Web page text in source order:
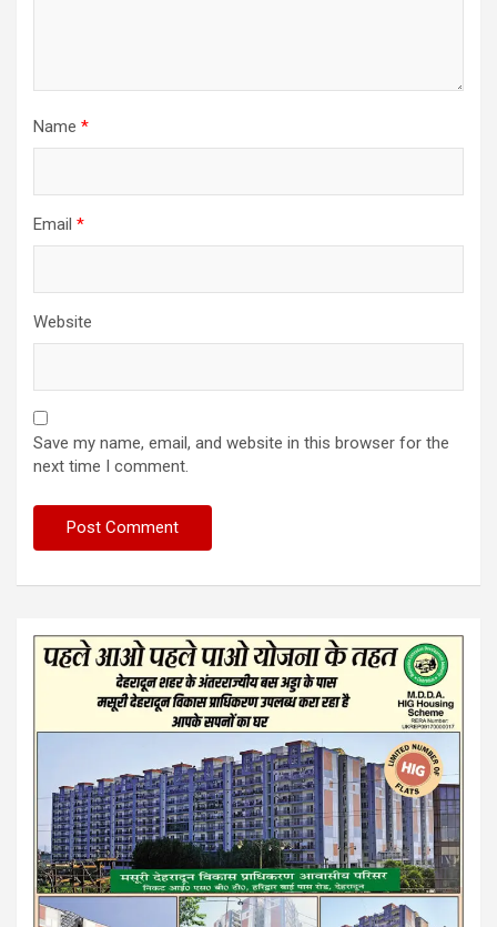
Name *
Email *
Website
Save my name, email, and website in this browser for the
next time I comment.